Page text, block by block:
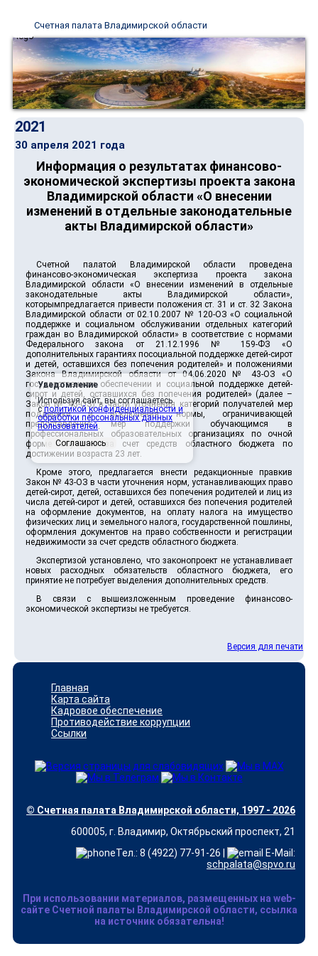
Счетная палата Владимирской области
2021
30 апреля 2021 года
Информация о результатах финансово-
экономической экспертизы проекта закона
Владимирской области «О внесении
изменений в отдельные законодательные
акты Владимирской области»
Счетной палатой Владимирской области проведена
финансово-экономическая экспертиза проекта закона
Владимирской области «О внесении изменений в отдельные
законодательные акты Владимирской области»,
которымпредлагается привести положения ст. 31 и ст. 32 Закона
Владимирской области от 02.10.2007 № 120-ОЗ «О социальной
поддержке и социальном обслуживании отдельных категорий
граждан во Владимирской области» в соответствие с нормами
Федерального закона от 21.12.1996 № 159-ФЗ «О
дополнительных гарантиях посоциальной поддержке детей-сирот
и детей, оставшихся без попечения родителей» и положениями
Закона Владимирской области от 04.06.2020 № 43-ОЗ «О
государственном обеспечении и социальной поддержке детей-
сирот и детей, оставшихся без попечения родителей» (далее –
Закон № 43-ОЗ) в части уточнения категорий получателей мер
поддержки и исключения нормы, ограничивающей
предоставление мер поддержки обучающимся в
профессиональных образовательных организациях по очной
форме обучения за счет средств областного бюджета по
достижении возраста 23 лет.
Кроме этого, предлагается внести редакционные правкив
Закон № 43-ОЗ в части уточнения норм, устанавливающих право
детей-сирот, детей, оставшихся без попечения родителей и лиц из
числа детей-сирот и детей, оставшихся без попечения родителей
на оформление документов, на оплату налога на имущество
физических лиц и земельного налога, государственной пошлины,
оформления документов на право собственности и регистрации
недвижимости за счет средств областного бюджета.
Экспертизой установлено, что законопроект не устанавливает
новых расходных обязательств областного бюджета, его
принятие не потребует выделения дополнительных средств.
В связи с вышеизложенным проведение финансово-
экономической экспертизы не требуется.
Версия для печати
Главная
Карта сайта
Кадровое обеспечение
Противодействие коррупции
Ссылки
© Счетная палата Владимирской области, 1997 - 2026
600005, г. Владимир, Октябрьский проспект, 21
Тел.: 8 (4922) 77-91-26 |
E-Mail:
schpalata@spvo.ru
При использовании материалов, размещенных на web-
сайте Счетной палаты Владимирской области, ссылка
на источник обязательна!
Уведомление
Используя сайт, вы соглашаетесь
сполитикой конфиденциальности и
обработки персональных данных
пользователей.
Соглашаюсь